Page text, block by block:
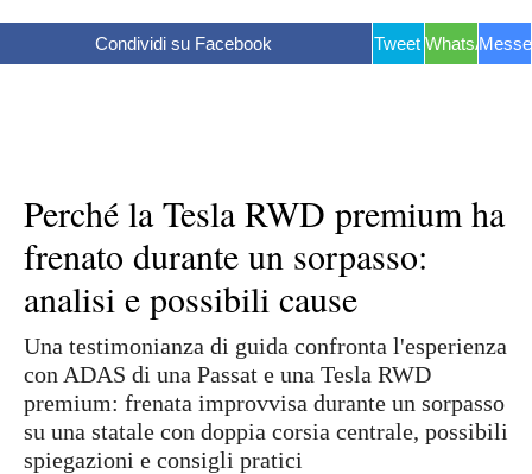
Condividi su Facebook Tweet WhatsApp
Perché la Tesla RWD premium ha
frenato durante un sorpasso:
analisi e possibili cause
Una testimonianza di guida confronta l'esperienza
con ADAS di una Passat e una Tesla RWD
premium: frenata improvvisa durante un sorpasso
su una statale con doppia corsia centrale, possibili
spiegazioni e consigli pratici